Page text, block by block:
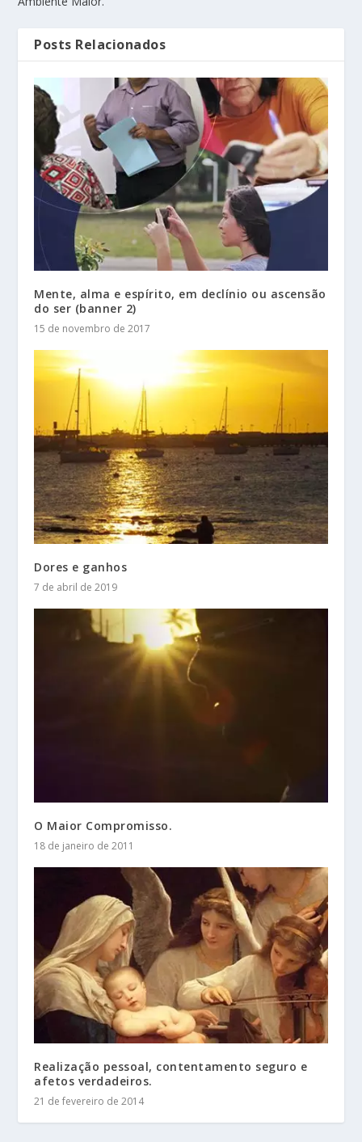
Posts Relacionados
Mente, alma e espírito, em declínio ou ascensão
do ser (banner 2)
15 de novembro de 2017
Dores e ganhos
7 de abril de 2019
O Maior Compromisso.
18 de janeiro de 2011
Realização pessoal, contentamento seguro e
afetos verdadeiros.
21 de fevereiro de 2014